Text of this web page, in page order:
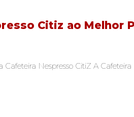
Citiz ao Melhor
Cafeteira Nespresso CitiZ A